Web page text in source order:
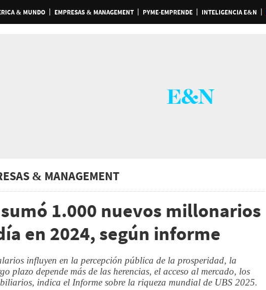
& MUNDO EMPRESAS & MANAGEMENT PYME-EMPRENDE INTELIGENCIA E&N
& MANAGEMENT
sumó 1.000 nuevos millonarios
en 2024, según informe
influyen en la percepción pública de la prosperidad, la
plazo depende más de las herencias, el acceso al mercado, los
indica el Informe sobre la riqueza mundial de UBS 2025.